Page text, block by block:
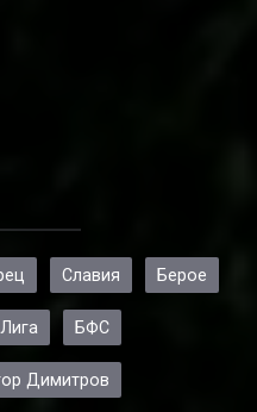
Славия Берое
БФС
Димитров